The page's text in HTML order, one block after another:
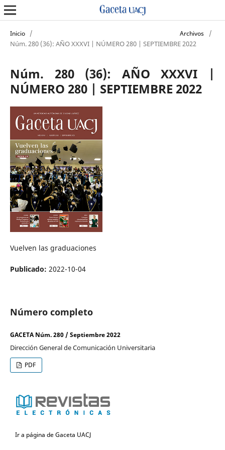
Inicio / Archivos
/
Núm. 280 (36): AÑO XXXVI | NÚMERO 280 | SEPTIEMBRE 2022
Núm. 280 (36): AÑO XXXVI |
NÚMERO 280 | SEPTIEMBRE 2022
Vuelven las graduaciones
Publicado: 2022-10-04
Número completo
GACETA Núm. 280 / Septiembre 2022
Dirección General de Comunicación Universitaria
PDF
Ir a página de Gaceta UACJ